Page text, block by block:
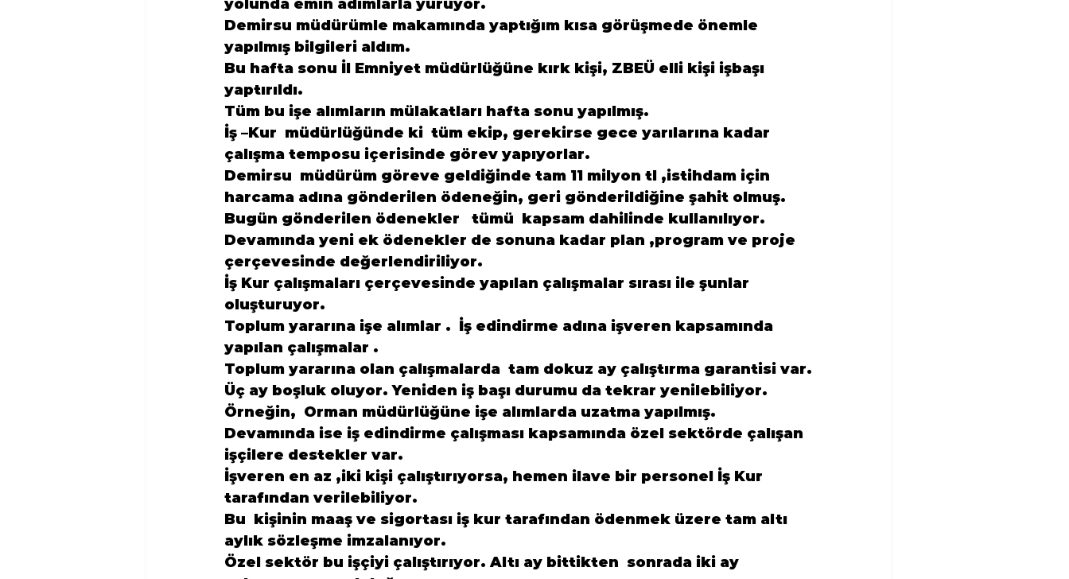
yolunda emin adımlarla yürüyor.
Demirsu müdürümle makamında yaptığım kısa görüşmede önemle
yapılmış bilgileri aldım.
Bu hafta sonu İl Emniyet müdürlüğüne kırk kişi, ZBEÜ elli kişi işbaşı
yaptırıldı.
Tüm bu işe alımların mülakatları hafta sonu yapılmış.
İş –Kur  müdürlüğünde ki  tüm ekip, gerekirse gece yarılarına kadar
çalışma temposu içerisinde görev yapıyorlar.
Demirsu  müdürüm göreve geldiğinde tam 11 milyon tl ,istihdam için
harcama adına gönderilen ödeneğin, geri gönderildiğine şahit olmuş.
Bugün gönderilen ödenekler   tümü  kapsam dahilinde kullanılıyor.
Devamında yeni ek ödenekler de sonuna kadar plan ,program ve proje
çerçevesinde değerlendiriliyor.
İş Kur çalışmaları çerçevesinde yapılan çalışmalar sırası ile şunlar
oluşturuyor.
Toplum yararına işe alımlar .  İş edindirme adına işveren kapsamında
yapılan çalışmalar .
Toplum yararına olan çalışmalarda  tam dokuz ay çalıştırma garantisi var.
Üç ay boşluk oluyor. Yeniden iş başı durumu da tekrar yenilebiliyor.
Örneğin,  Orman müdürlüğüne işe alımlarda uzatma yapılmış.
Devamında ise iş edindirme çalışması kapsamında özel sektörde çalışan
işçilere destekler var.
İşveren en az ,iki kişi çalıştırıyorsa, hemen ilave bir personel İş Kur
tarafından verilebiliyor.
Bu  kişinin maaş ve sigortası iş kur tarafından ödenmek üzere tam altı
aylık sözleşme imzalanıyor.
Özel sektör bu işçiyi çalıştırıyor. Altı ay bittikten  sonrada iki ay